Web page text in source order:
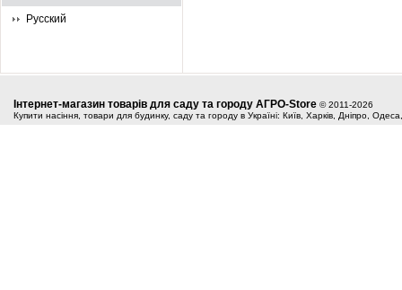
Русский
Інтернет-магазин товарів для саду та городу АГРО-Store © 2011-2026
Купити насіння, товари для будинку, саду та городу в Україні: Київ, Харків, Дніпро,